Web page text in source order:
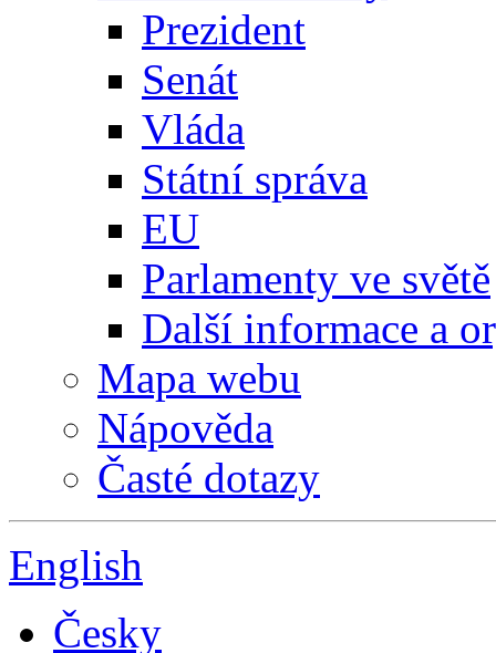
Prezident
Senát
Vláda
Státní správa
EU
Parlamenty ve světě
Další informace a
Mapa webu
Nápověda
Časté dotazy
English
Česky